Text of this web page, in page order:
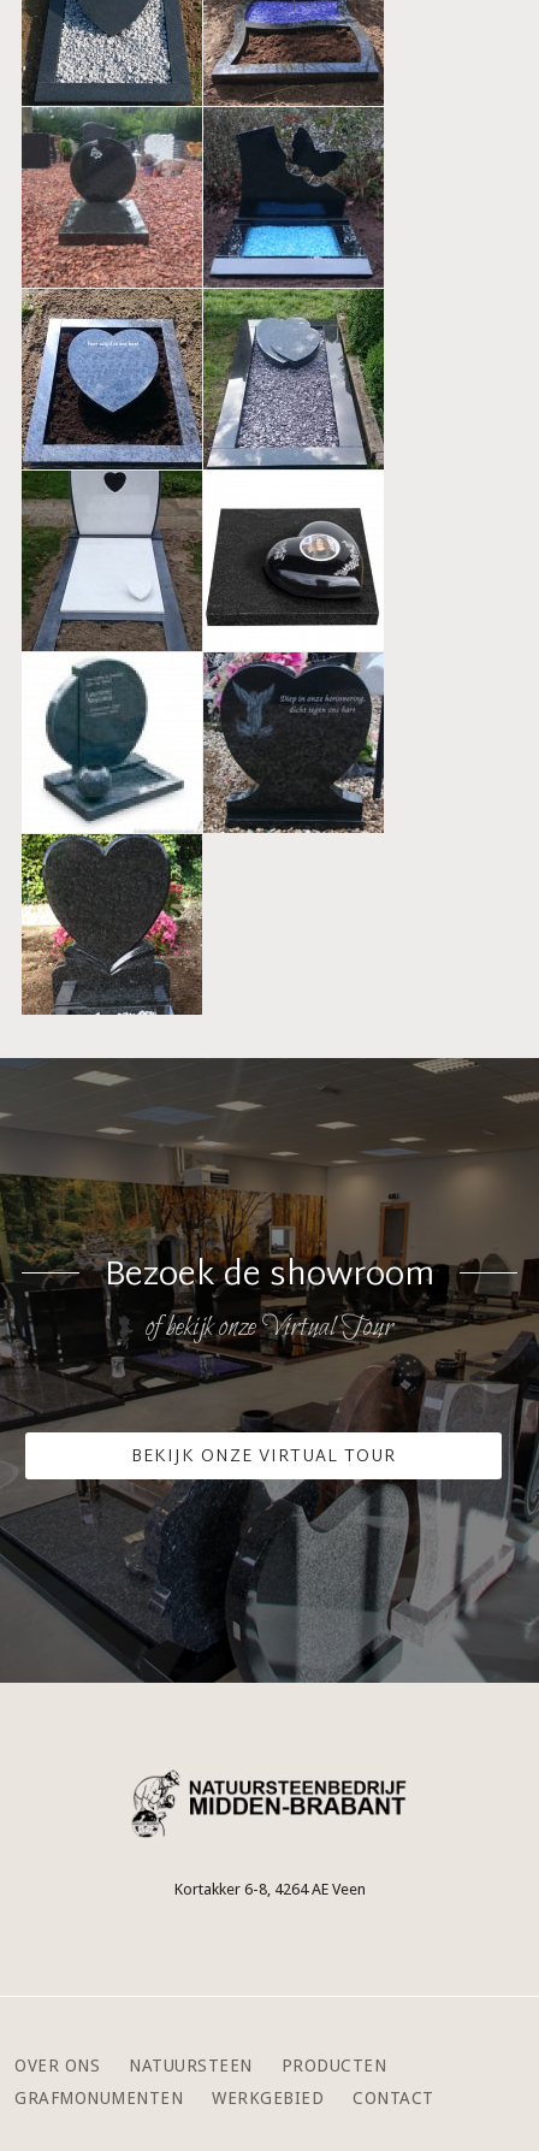
Bezoek de showroom
of bekijk onze Virtual Tour
BEKIJK ONZE VIRTUAL TOUR
Kortakker 6-8, 4264 AE Veen
OVER ONS NATUURSTEEN
PRODUCTEN
GRAFMONUMENTEN
WERKGEBIED CONTACT